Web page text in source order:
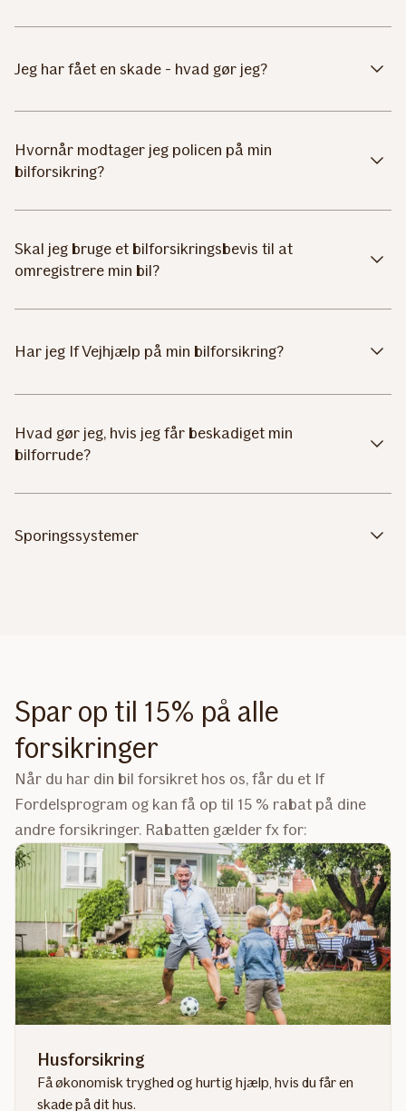
Jeg har fået en skade - hvad gør jeg?
Hvornår modtager jeg policen på min
bilforsikring?
Skal jeg bruge et bilforsikringsbevis til at
omregistrere min bil?
Har jeg If Vejhjælp på min bilforsikring?
Hvad gør jeg, hvis jeg får beskadiget min
bilforrude?
Sporingssystemer
Spar op til 15% på alle
forsikringer
​Når du har din bil forsikret hos os, får du et If
Fordelsprogram og kan få op til 15 % rabat på dine
andre forsikringer. Rabatten gælder fx for:
Husforsikring
Få økonomisk tryghed og hurtig hjælp, hvis du får en
skade på dit hus.